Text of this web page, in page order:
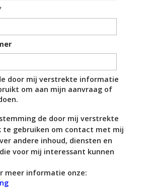
door mij verstrekte informatie
om aan mijn aanvraag of
de door mij verstrekte
te gebruiken om contact met mij
andere inhoud, diensten en
voor mij interessant kunnen
meer informatie onze: